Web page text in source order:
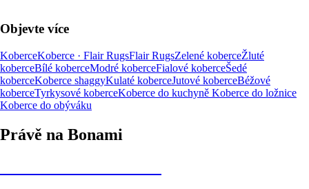
Objevte více
KoberceKoberce · Flair RugsFlair RugsZelené koberceŽluté
koberceBílé koberceModré koberceFialové koberceŠedé
koberceKoberce shaggyKulaté koberceJutové koberceBéžové
koberceTyrkysové koberceKoberce do kuchyně Koberce do ložnice
Koberce do obýváku
Právě na Bonami